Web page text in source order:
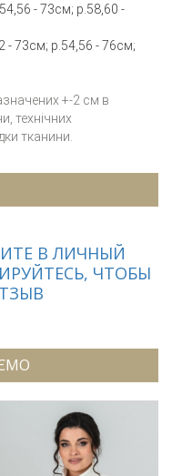
- 73см; р.58,60 -
- 73см; р.54,56 - 76см;
+-2 см в
технічних
тканини.
В ЛИЧНЫЙ
ЧТОБЫ